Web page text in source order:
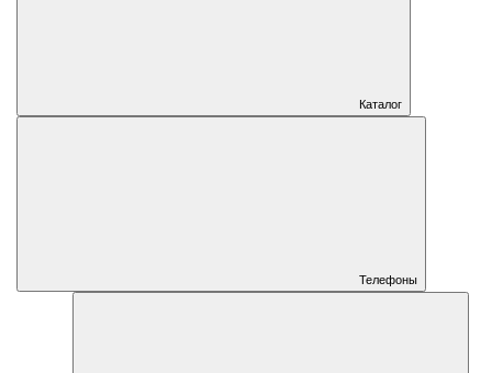
Каталог
Телефоны